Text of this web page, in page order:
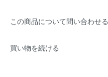
この商品について問い合わせる
買い物を続ける